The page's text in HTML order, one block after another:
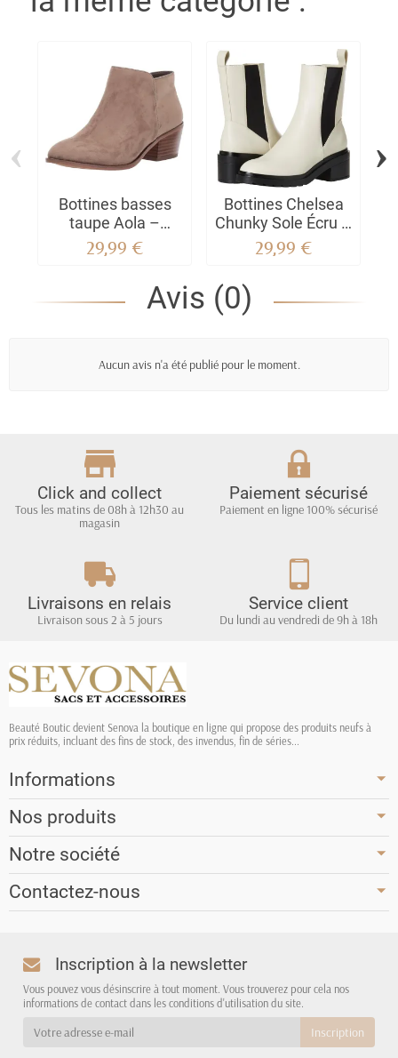
Bottines basses
taupe Aola –
Élégance naturelle
& confort absolu
29,99 €
Bottines Chelsea
Chunky Sole Écru –
Élégance
Contemporaine &
Tendance
29,99 €
‹ ›
Avis (0)
Aucun avis n'a été publié pour le moment.
Click and collect
Tous les matins de 08h à 12h30 au
magasin
Paiement sécurisé
Paiement en ligne 100% sécurisé
Livraisons en relais
Livraison sous 2 à 5 jours
Service client
Du lundi au vendredi de 9h à 18h
Beauté Boutic devient Senova la boutique en ligne qui propose des produits neufs à
prix réduits, incluant des fins de stock, des invendus, fin de séries...
Informations
Nos produits
Notre société
Contactez-nous
Inscription à la newsletter
Vous pouvez vous désinscrire à tout moment. Vous trouverez pour cela nos
informations de contact dans les conditions d'utilisation du site.